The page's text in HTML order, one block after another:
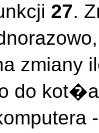
27.
zmiany
do